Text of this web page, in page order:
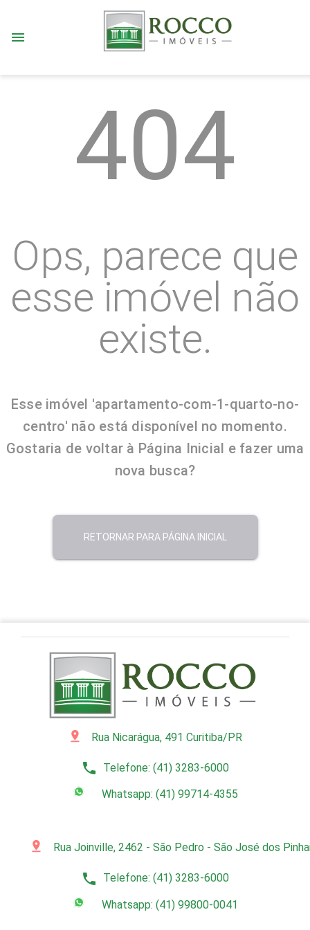
menu
pin_drop Rua Nicarágua, 491 Curitiba/PR
phone Telefone: (41) 3283-6000
Whatsapp: (41) 99714-4355
pin_drop Rua Joinville, 2462 - São Pedro - São José dos
phone Telefone: (41) 3283-6000
Whatsapp: (41) 99800-0041
404
Ops, parece que
esse imóvel não
existe.
Esse imóvel 'apartamento-com-1-quarto-no-
centro' não está disponível no momento.
Gostaria de voltar à Página Inicial e fazer uma
nova busca?
RETORNAR PARA PÁGINA INICIAL